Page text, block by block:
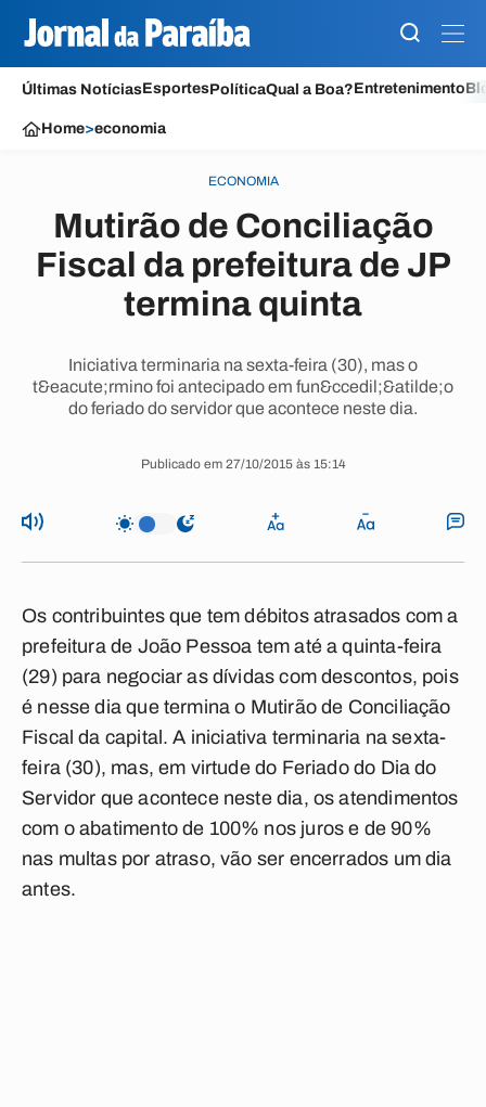
Últimas NotíciasEsportesPolíticaQual a Boa?Entretenimento
Home>economia
ECONOMIA
Mutirão de Conciliação
Fiscal da prefeitura de JP
termina quinta
Iniciativa terminaria na sexta-feira (30), mas o
t&eacute;rmino foi antecipado em fun&ccedil;&atilde;o
do feriado do servidor que acontece neste dia.
Publicado em 27/10/2015 às 15:14
Os contribuintes que tem débitos atrasados com a
prefeitura de João Pessoa tem até a quinta-feira
(29) para negociar as dívidas com descontos, pois
é nesse dia que termina o Mutirão de Conciliação
Fiscal da capital. A iniciativa terminaria na sexta-
feira (30), mas, em virtude do Feriado do Dia do
Servidor que acontece neste dia, os atendimentos
com o abatimento de 100% nos juros e de 90%
nas multas por atraso, vão ser encerrados um dia
antes.